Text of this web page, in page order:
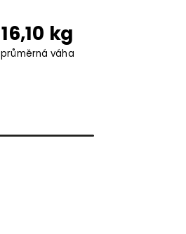
16,10 kg
průměrná váha